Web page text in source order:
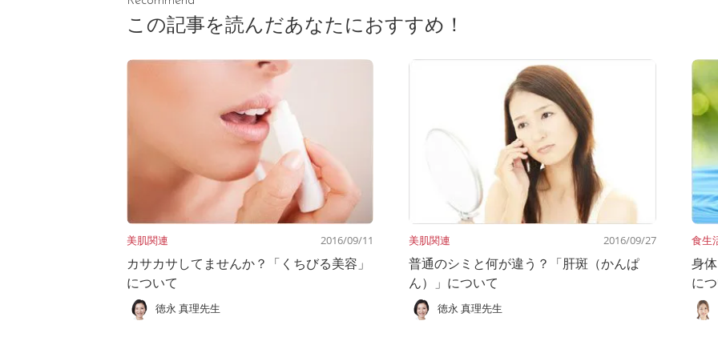
この記事を読んだあなたにおすすめ！
美肌関連 2016/09/11
カサカサしてませんか？「くちびる美容」
について
徳永 真理先生
美肌関連 2016/09/27
普通のシミと何が違う？「肝斑（かんぱ
ん）」について
徳永 真理先生
食生
身
に